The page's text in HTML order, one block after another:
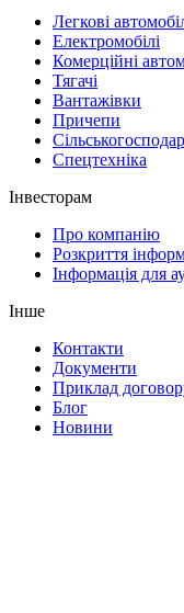
Легкові
Електромобілі
Комерційні
Тягачі
Вантажівки
Причепи
Спецтехніка
Інвесторам
Про компанію
Розкриття
Інформація для
Інше
Контакти
Документи
Приклад
Блог
Новини